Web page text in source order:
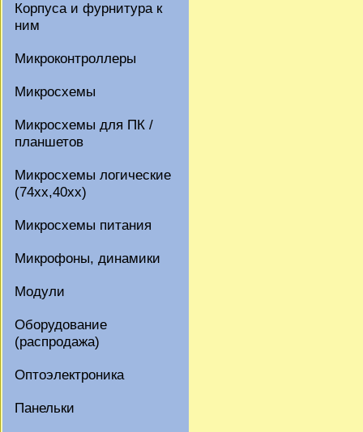
Корпуса и фурнитура к
ним
Микроконтроллеры
Микросхемы
Микросхемы для ПК /
планшетов
Микросхемы логические
(74xx,40xx)
Микросхемы питания
Микрофоны, динамики
Модули
Оборудование
(распродажа)
Оптоэлектроника
Панельки